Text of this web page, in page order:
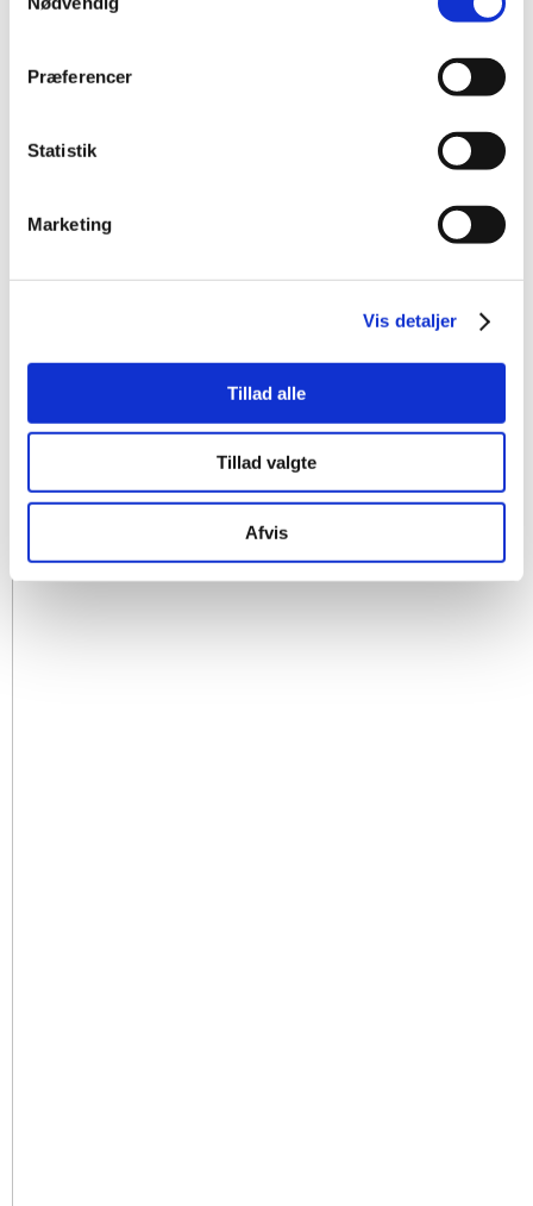
Præferencer
Statistik
Marketing
Vis detaljer
Tillad alle
Tillad valgte
Afvis